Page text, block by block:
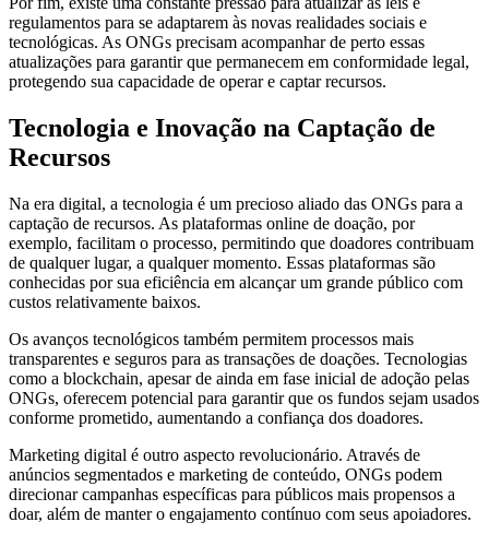
regulamentos para se adaptarem às novas realidades sociais e
tecnológicas. As ONGs precisam acompanhar de perto essas
atualizações para garantir que permanecem em conformidade legal,
protegendo sua capacidade de operar e captar recursos.
Tecnologia e Inovação na Captação de
Recursos
Na era digital, a tecnologia é um precioso aliado das ONGs para a
captação de recursos. As plataformas online de doação, por
exemplo, facilitam o processo, permitindo que doadores contribuam
de qualquer lugar, a qualquer momento. Essas plataformas são
conhecidas por sua eficiência em alcançar um grande público com
custos relativamente baixos.
Os avanços tecnológicos também permitem processos mais
transparentes e seguros para as transações de doações. Tecnologias
como a blockchain, apesar de ainda em fase inicial de adoção pelas
ONGs, oferecem potencial para garantir que os fundos sejam usados
conforme prometido, aumentando a confiança dos doadores.
Marketing digital é outro aspecto revolucionário. Através de
anúncios segmentados e marketing de conteúdo, ONGs podem
direcionar campanhas específicas para públicos mais propensos a
doar, além de manter o engajamento contínuo com seus apoiadores.